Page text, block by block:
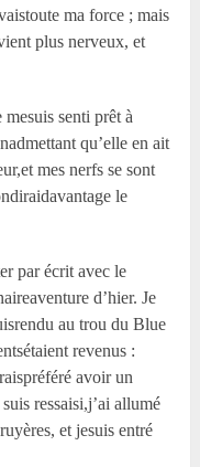
ma force ; mais
plus nerveux, et
senti prêt à
qu’elle en ait
mes nerfs se sont
le
par écrit avec le
d’hier. Je
au trou du Blue
revenus :
avoir un
ressaisi,j’ai allumé
et jesuis entré